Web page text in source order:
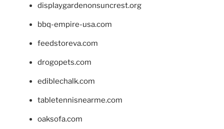
displaygardenonsuncrest.org
bbq-empire-usa.com
feedstoreva.com
drogopets.com
ediblechalk.com
tabletennisnearme.com
oaksofa.com